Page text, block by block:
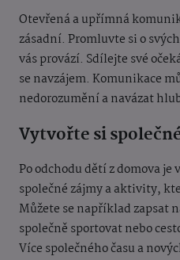
Otevřená a upřímná
zásadní. Promluvte si o
vás provází. Sdílejte své
se navzájem. Komunikace
nedorozumění a navázat
Vytvořte si
Po odchodu dětí z domova
společné zájmy a aktivity,
Můžete se například zapsat
společně sportovat nebo
Více společného času a